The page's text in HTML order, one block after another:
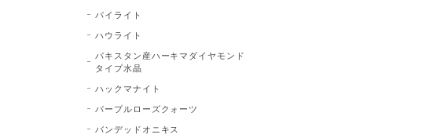
パイライト
ハウライト
パキスタン産ハーキマダイヤモンド
タイプ水晶
ハックマナイト
パープルローズクォーツ
バンデッドオニキス